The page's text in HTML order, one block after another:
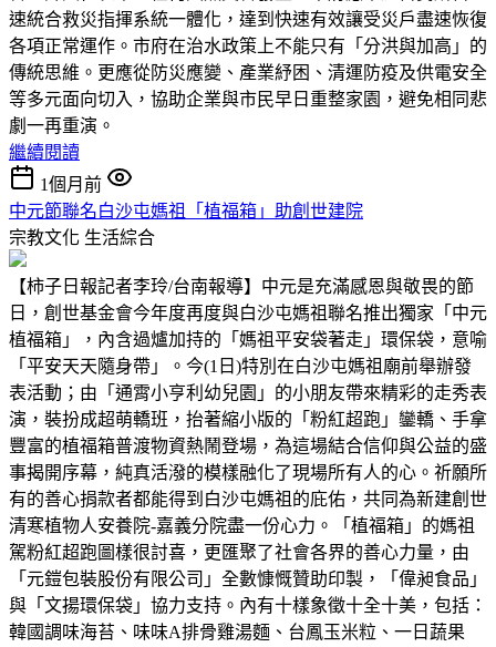
速統合救災指揮系統一體化，達到快速有效讓受災戶盡速恢復
各項正常運作。市府在治水政策上不能只有「分洪與加高」的
傳統思維。更應從防災應變、產業紓困、清運防疫及供電安全
等多元面向切入，協助企業與市民早日重整家園，避免相同悲
劇一再重演。
繼續閱讀
1個月前
中元節聯名白沙屯媽祖「植福箱」助創世建院
宗教文化 生活綜合
【柿子日報記者李玲/台南報導】中元是充滿感恩與敬畏的節
日，創世基金會今年度再度與白沙屯媽祖聯名推出獨家「中元
植福箱」，內含過爐加持的「媽祖平安袋著走」環保袋，意喻
「平安天天隨身帶」。今(1日)特別在白沙屯媽祖廟前舉辦發
表活動；由「通霄小亨利幼兒園」的小朋友帶來精彩的走秀表
演，裝扮成超萌轎班，抬著縮小版的「粉紅超跑」鑾轎、手拿
豐富的植福箱普渡物資熱鬧登場，為這場結合信仰與公益的盛
事揭開序幕，純真活潑的模樣融化了現場所有人的心。祈願所
有的善心捐款者都能得到白沙屯媽祖的庇佑，共同為新建創世
清寒植物人安養院-嘉義分院盡一份心力。「植福箱」的媽祖
駕粉紅超跑圖樣很討喜，更匯聚了社會各界的善心力量，由
「元鎧包裝股份有限公司」全數慷慨贊助印製，「偉昶食品」
與「文揚環保袋」協力支持。內有十樣象徵十全十美，包括：
韓國調味海苔、味味A排骨雞湯麵、台鳳玉米粒、一日蔬果